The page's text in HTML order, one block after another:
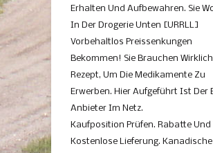
Erhalten Und Aufbewahren. Sie
In Der Drogerie Unten [URRLL]
Vorbehaltlos Preissenkungen
Bekommen! Sie Brauchen
Rezept, Um Die Medikamente Zu
Erwerben. Hier Aufgeführt Ist Der
Anbieter Im Netz.
Kaufposition Prüfen. Rabatte Und
Kostenlose Lieferung. Kanadische